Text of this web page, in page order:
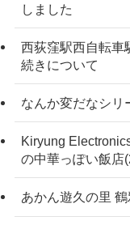
しました
西荻窪駅西自転車
続きについて
なんか変だなシ
Kiryung
の中華っぽい飯店
あかん遊久の里